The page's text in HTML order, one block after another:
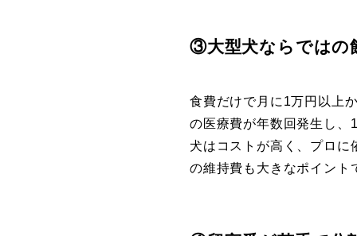
③大型犬ならではの
食費だけで月に1万円以上
の医療費が年数回発生し、
犬はコストが高く、プロに
の維持費も大きなポイント